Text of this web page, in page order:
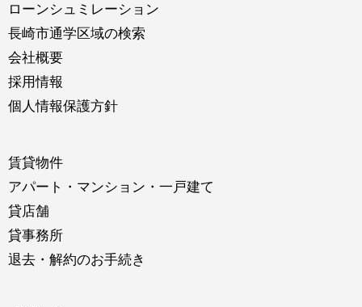
ローンシュミレーション
長崎市通学区域の検索
会社概要
採用情報
個人情報保護方針
賃貸物件
アパート・マンション・一戸建て
貸店舗
貸事務所
退去・解約のお手続き